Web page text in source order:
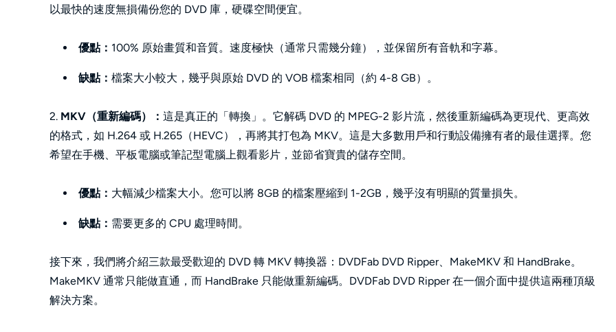
以最快的速度無損備份您的 DVD 庫，硬碟空間便宜。
優點： 100% 原始畫質和音質。速度極快（通常只需幾分鐘），並保留所有音軌和字幕。
缺點： 檔案大小較大，幾乎與原始 DVD 的 VOB 檔案相同（約 4-8 GB）。
2. MKV（重新編碼）： 這是真正的「轉換」。它解碼 DVD 的 MPEG-2 影片流，然後重新編碼為更現代、更高效
的格式，如 H.264 或 H.265（HEVC），再將其打包為 MKV。這是大多數用戶和行動設備擁有者的最佳選擇。您
希望在手機、平板電腦或筆記型電腦上觀看影片，並節省寶貴的儲存空間。
優點： 大幅減少檔案大小。您可以將 8GB 的檔案壓縮到 1-2GB，幾乎沒有明顯的質量損失。
缺點： 需要更多的 CPU 處理時間。
接下來，我們將介紹三款最受歡迎的 DVD 轉 MKV 轉換器：DVDFab DVD Ripper、MakeMKV 和 HandBrake。
MakeMKV 通常只能做直通，而 HandBrake 只能做重新編碼。DVDFab DVD Ripper 在一個介面中提供這兩種頂級
解決方案。